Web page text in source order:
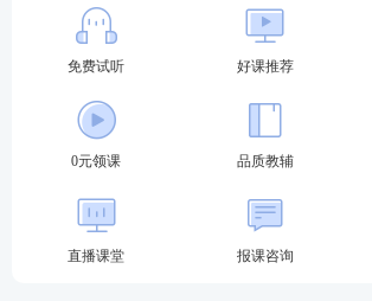
进行认证。持国(境)外学历的应届毕业
应当于2023年7月24日—8月4日(每天
录 网报系统补录教育部留学服务中心
书编号，由中注协、省级注协提交教
心进行认证。
2.持非居民身份证件(如军官证、港澳
或者以军校毕业学历、会计或者相关
免费试听 好课推荐
0元领课 品质教辅
直播课堂 报课咨询